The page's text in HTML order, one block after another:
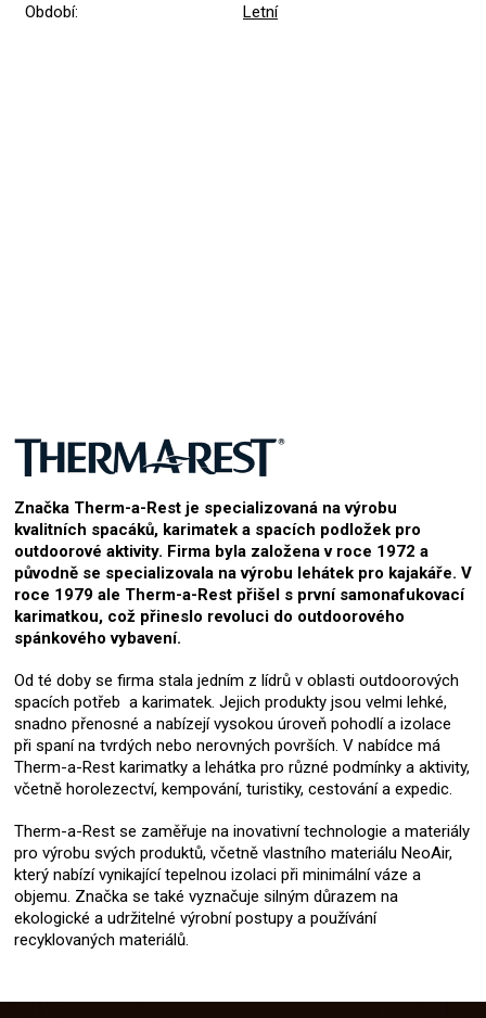
Období: Letní
Značka Therm-a-Rest je specializovaná na výrobu
kvalitních spacáků, karimatek a spacích podložek pro
outdoorové aktivity. Firma byla založena v roce 1972 a
původně se specializovala na výrobu lehátek pro kajakáře. V
roce 1979 ale Therm-a-Rest přišel s první samonafukovací
karimatkou, což přineslo revoluci do outdoorového
spánkového vybavení.
Od té doby se firma stala jedním z lídrů v oblasti outdoorových
spacích potřeb a karimatek. Jejich produkty jsou velmi lehké,
snadno přenosné a nabízejí vysokou úroveň pohodlí a izolace
při spaní na tvrdých nebo nerovných površích. V nabídce má
Therm-a-Rest karimatky a lehátka pro různé podmínky a aktivity,
včetně horolezectví, kempování, turistiky, cestování a expedic.
Therm-a-Rest se zaměřuje na inovativní technologie a materiály
pro výrobu svých produktů, včetně vlastního materiálu NeoAir,
který nabízí vynikající tepelnou izolaci při minimální váze a
objemu. Značka se také vyznačuje silným důrazem na
ekologické a udržitelné výrobní postupy a používání
recyklovaných materiálů.